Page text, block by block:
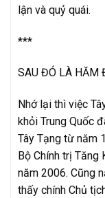
lận và quỷ quái.
***
SAU ĐÓ LÀ HĂM
Nhớ lại thì việc
khỏi Trung Quốc
Tây Tạng từ năm
Bộ Chính trị Tăng
năm 2006. Cũng
thấy chính Chủ